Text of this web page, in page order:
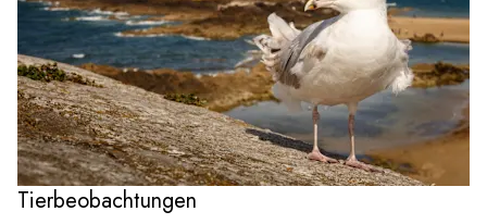
Tierbeobachtungen